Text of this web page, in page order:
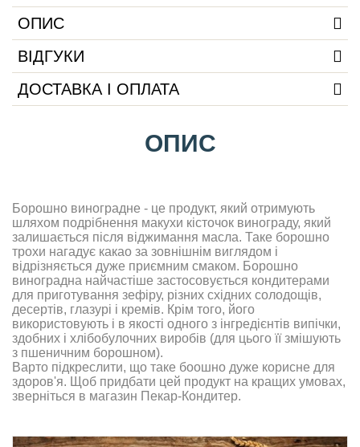
ОПИС
ВІДГУКИ
ДОСТАВКА І ОПЛАТА
ОПИС
Борошно виноградне - це продукт, який отримують
шляхом подрібнення макухи кісточок винограду, який
залишається після віджимання масла. Таке борошно
трохи нагадує какао за зовнішнім виглядом і
відрізняється дуже приємним смаком. Борошно
виноградна найчастіше застосовується кондитерами
для приготування зефіру, різних східних солодощів,
десертів, глазурі і кремів. Крім того, його
використовують і в якості одного з інгредієнтів випічки,
здобних і хлібобулочних виробів (для цього її змішують
з пшеничним борошном).
Варто підкреслити, що таке боошно дуже корисне для
здоров'я. Щоб придбати цей продукт на кращих умовах,
зверніться в магазин Пекар-Кондитер.